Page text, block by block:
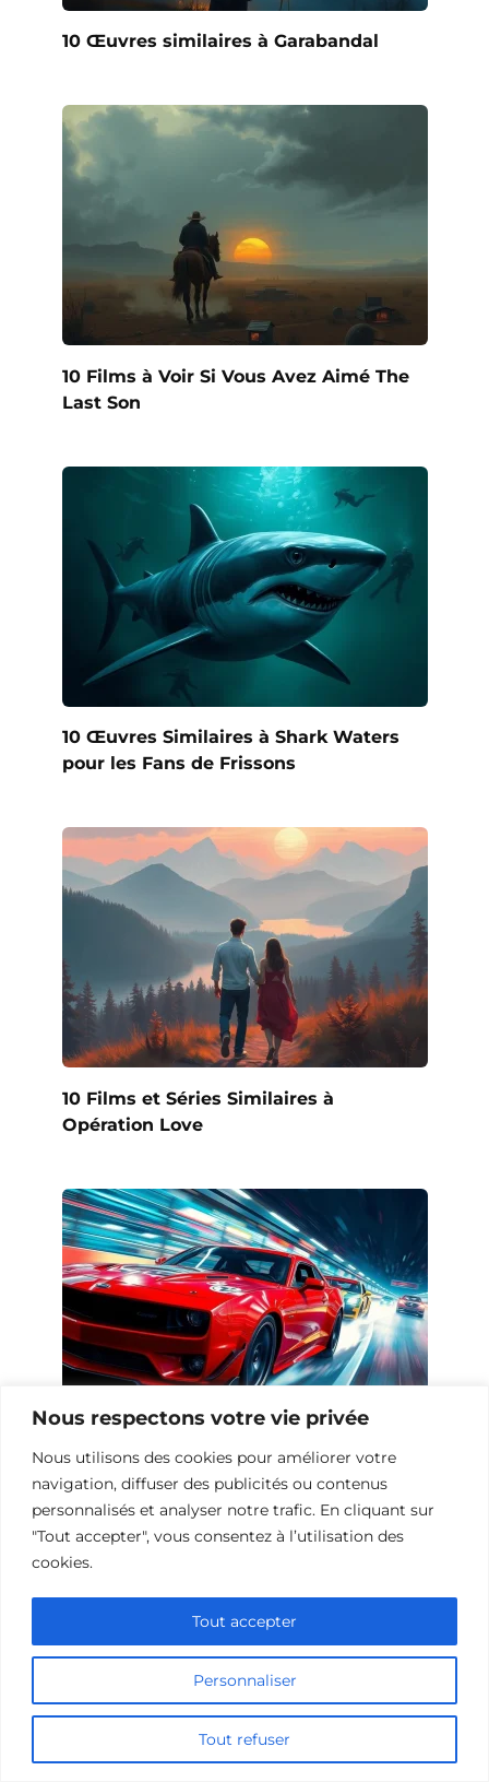
Nous respectons votre vie privée
Nous utilisons des cookies pour améliorer votre
navigation, diffuser des publicités ou contenus
personnalisés et analyser notre trafic. En cliquant sur
"Tout accepter", vous consentez à l’utilisation des
cookies.
Personnaliser
Tout refuser
Tout accepter
10 Œuvres similaires à Garabandal
10 Films à Voir Si Vous Avez Aimé The
Last Son
10 Œuvres Similaires à Shark Waters
pour les Fans de Frissons
10 Films et Séries Similaires à
Opération Love
10 Œuvres Similaires à Urban Racer
pour les Fans de Vitesse
Ajouter un commentaire
Name
Comment